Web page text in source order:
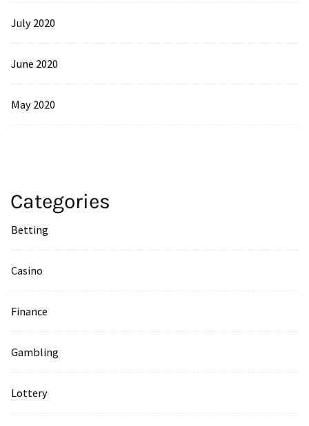
July 2020
June 2020
May 2020
Categories
Betting
Casino
Finance
Gambling
Lottery